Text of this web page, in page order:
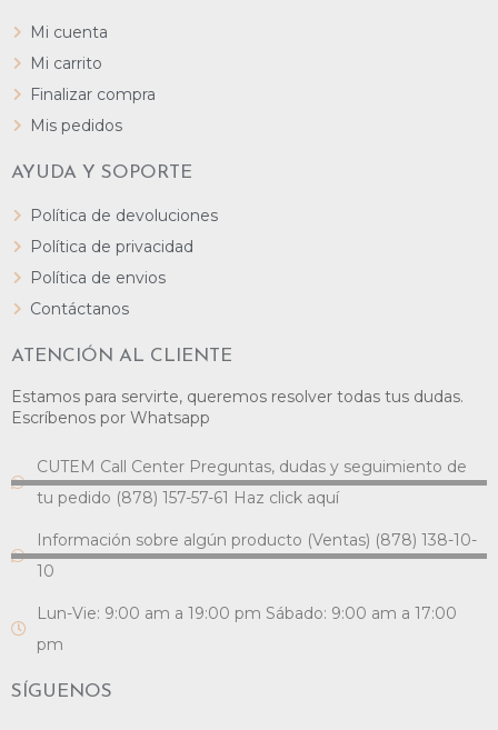
Mi cuenta
Mi carrito
Finalizar compra
Mis pedidos
AYUDA Y SOPORTE
Política de devoluciones
Política de privacidad
Política de envios
Contáctanos
ATENCIÓN AL CLIENTE
Estamos para servirte, queremos resolver todas tus dudas.
Escríbenos por Whatsapp
CUTEM Call Center Preguntas, dudas y seguimiento de
tu pedido (878) 157-57-61 Haz click aquí
Información sobre algún producto (Ventas) (878) 138-10-
10
Lun-Vie: 9:00 am a 19:00 pm Sábado: 9:00 am a 17:00
pm
SÍGUENOS